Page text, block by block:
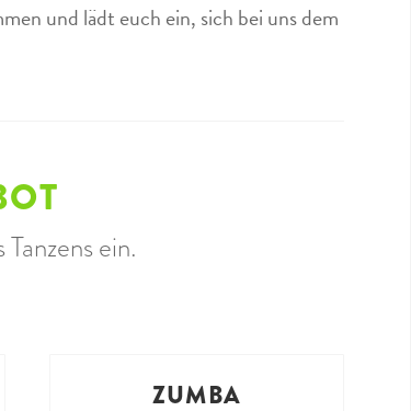
und lädt euch ein, sich bei uns dem
ein.
ZUMBA